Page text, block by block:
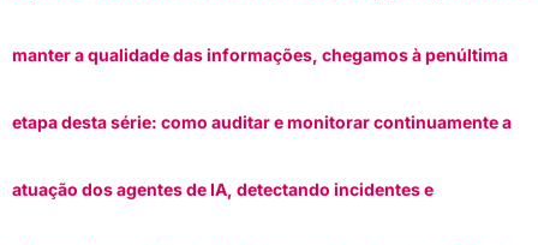
manter a qualidade das informações, chegamos à penúltima
etapa desta série: como auditar e monitorar continuamente a
atuação dos agentes de IA, detectando incidentes e